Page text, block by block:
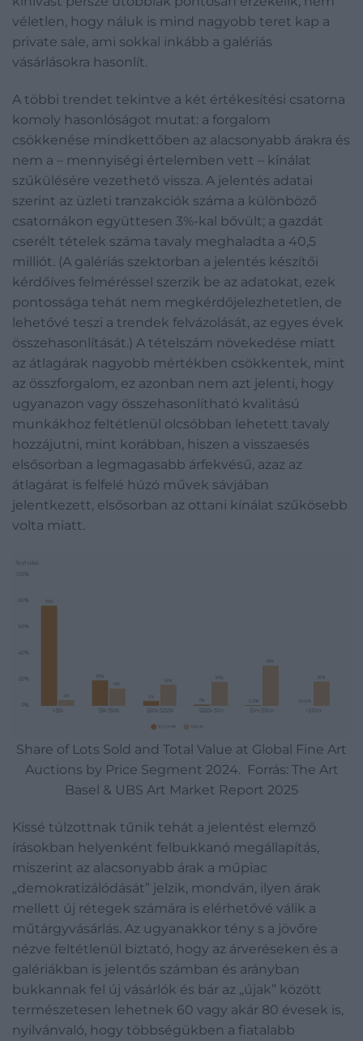
véletlen, hogy náluk is mind nagyobb teret kap a
private sale, ami sokkal inkább a galériás
vásárlásokra hasonlít.
A többi trendet tekintve a két értékesítési csatorna
komoly hasonlóságot mutat: a forgalom
csökkenése mindkettőben az alacsonyabb árakra és
nem a – mennyiségi értelemben vett – kínálat
szűkülésére vezethető vissza. A jelentés adatai
szerint az üzleti tranzakciók száma a különböző
csatornákon együttesen 3%-kal bővült; a gazdát
cserélt tételek száma tavaly meghaladta a 40,5
milliót. (A galériás szektorban a jelentés készítői
kérdőíves felméréssel szerzik be az adatokat, ezek
pontossága tehát nem megkérdőjelezhetetlen, de
lehetővé teszi a trendek felvázolását, az egyes évek
összehasonlítását.) A tételszám növekedése miatt
az átlagárak nagyobb mértékben csökkentek, mint
az összforgalom, ez azonban nem azt jelenti, hogy
ugyanazon vagy összehasonlítható kvalitású
munkákhoz feltétlenül olcsóbban lehetett tavaly
hozzájutni, mint korábban, hiszen a visszaesés
elsősorban a legmagasabb árfekvésű, azaz az
átlagárat is felfelé húzó művek sávjában
jelentkezett, elsősorban az ottani kínálat szűkösebb
volta miatt.
Share of Lots Sold and Total Value at Global Fine Art
Auctions by Price Segment 2024. Forrás: The Art
Basel & UBS Art Market Report 2025
Kissé túlzottnak tűnik tehát a jelentést elemző
írásokban helyenként felbukkanó megállapítás,
miszerint az alacsonyabb árak a műpiac
„demokratizálódását” jelzik, mondván, ilyen árak
mellett új rétegek számára is elérhetővé válik a
műtárgyvásárlás. Az ugyanakkor tény s a jövőre
nézve feltétlenül biztató, hogy az árveréseken és a
galériákban is jelentős számban és arányban
bukkannak fel új vásárlók és bár az „újak” között
természetesen lehetnek 60 vagy akár 80 évesek is,
nyilvánvaló, hogy többségükben a fiatalabb